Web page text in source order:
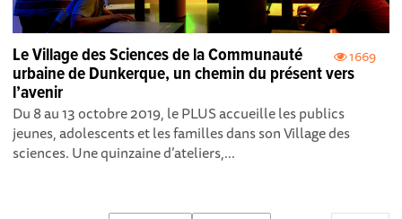
1669
Le Village des Sciences de la Communauté
urbaine de Dunkerque, un chemin du présent vers
l’avenir
Du 8 au 13 octobre 2019, le PLUS accueille les publics
jeunes, adolescents et les familles dans son Village des
sciences. Une quinzaine d’ateliers,...